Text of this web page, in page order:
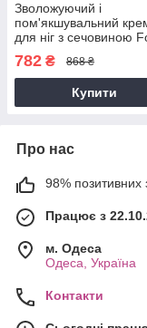
Зволожуючий і
пом'якшувальний
для ніг з сечовиною
Cream Moisturizing and
Softening, 100 мл
782 ₴ 868 ₴
Купити
Про нас
98% позитивних
Працює з
м. Одеса
Одеса, Україна
Контакти